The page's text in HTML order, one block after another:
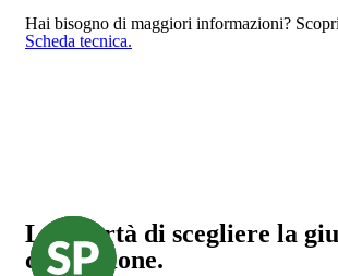
Hai bisogno di maggiori informazioni?
Scheda tecnica.
La libertà di scegliere la
connessione.